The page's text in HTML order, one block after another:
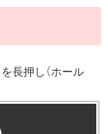
を長押し（ホール